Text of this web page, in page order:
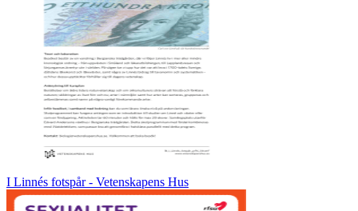
I Linnés fotspår - Vetenskapens Hus